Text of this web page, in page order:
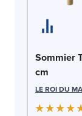
Sommier
cm
LE ROI DU